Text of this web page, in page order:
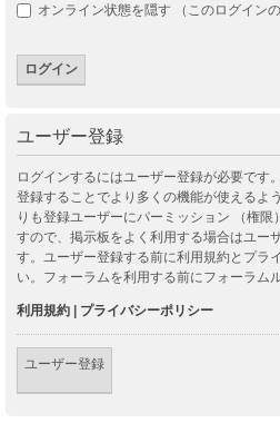
オンライン状態を隠す （このログイン
ユーザー登録
ログインするにはユーザー登録が必要です
登録することでより多くの機能が使えるよ
りも登録ユーザーにパーミッション （権限
すので、掲示板をよく利用する場合はユー
す。ユーザー登録する前に利用規約とプラ
い。フォーラムを利用する前にフォーラム
利用規約 | プライバシーポリシー
ユーザー登録